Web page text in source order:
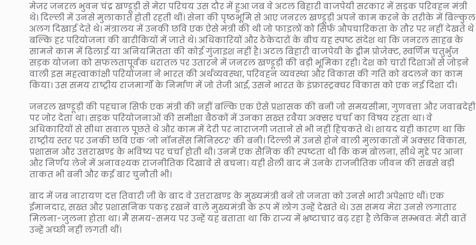
मेजर जनरल भुवन चंद्र खण्डूड़ी से मेरा परिचय उस दौर में हुआ जब वे अटल बिहारी वाजपेयी सरकार में सड़क परिवहन मंत्री
थे। दिल्ली में उनसे मुलाकातें होती रहती थीं। सेना की पृष्ठभूमि से आए जनरल खण्डूड़ी अपने काम करने के तरीके में बिल्कुल
अलग दिखाई देते थे। मंत्रालय में उनकी छवि एक ऐसे मंत्री की थी जो फाइलों को सिर्फ औपचारिकता के तौर पर नहीं देखते थे
बल्कि हर परियोजना की बारीकियों में जाते थे। अधिकारियों और ठेकेदारों के बीच यह स्पष्ट संदेश था कि जनरल साहब के
सामने काम में ढिलाई या अनियमितता की कोई गुंजाइश नहीं है। अटल बिहारी वाजपेयी के ड्रीम प्रोजेक्ट, स्वर्णिम चतुर्भुज
सड़क योजना को सफलतापूर्वक धरातल पर उतारने में जनरल खण्डूड़ी की बड़ी भूमिका रही। देश को चारों दिशाओं से जोड़ने
वाली इस महत्वाकांक्षी परियोजना ने भारत की अर्थव्यवस्था, परिवहन व्यवस्था और विकास की गति को बदलने का काम
किया। उस समय राष्ट्रीय राजमार्गों के निर्माण में जो तेजी आई, उसने भारत के इंफ्रास्ट्रक्चर विकास को एक नई दिशा दी।
जनरल खण्डूड़ी की पहचान सिर्फ एक मंत्री की नहीं बल्कि एक ऐसे प्रशासक की बनी जो समयसीमा, गुणवत्ता और जवाबदेही
पर जोर देता था। सड़क परियोजनाओं की समीक्षा बैठकों में उनका सख्त रवैया अक्सर चर्चा का विषय रहता था। वे
अधिकारियों से सीधा सवाल पूछते थे और काम में देरी पर नाराजगी जताने से भी नहीं हिचकते थे। शायद यही कारण था कि
राष्ट्रीय स्तर पर उनकी छवि एक ‘नो नॉनसेंस मिनिस्टर’ की बनी। दिल्ली में उनसे होने वाली मुलाकातों में अक्सर विकास,
प्रशासन और उत्तराखण्ड के भविष्य पर चर्चा होती थी। उनमें एक सैनिक की स्पष्टता थी कि कम बोलना, सीधे मुद्दे पर आना
और निर्णय लेने में अनावश्यक राजनीतिक दिखावे से बचना। यही शैली बाद में उनके राजनीतिक जीवन की सबसे बड़ी
ताकत भी बनी और कई बार चुनौती भी।
बाद में जब नारायण दत्त तिवारी जी के बाद वे उत्तराखण्ड के मुख्यमंत्री बने तो जनता को उनसे भारी अपेक्षाएं थीं। एक
ईमानदार, सख्त और प्रशासनिक पकड़ रखने वाले मुख्यमंत्री के रूप में लोग उन्हें देखते थे। उस समय मेरा उनसे लगातार
मिलना-जुलना होता था। मैं समय-समय पर उन्हें यह बताता था कि राज्य में भ्रष्टाचार बढ़ रहा है लेकिन सम्भवतः मेरी बातें
उन्हें अच्छी नहीं लगती थीं।